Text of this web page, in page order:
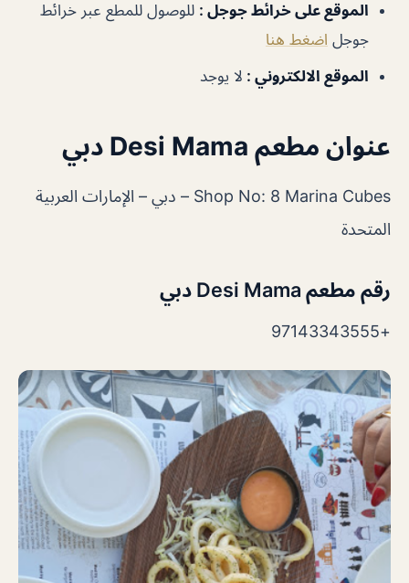
الموقع على خرائط جوجل : للوصول للمطع عبر خرائط
جوجل اضغط هنا
الموقع الالكتروني : لا يوجد
عنوان مطعم Desi Mama دبي
Shop No: 8 Marina Cubes – دبي – الإمارات العربية
المتحدة
رقم مطعم Desi Mama دبي
+97143343555